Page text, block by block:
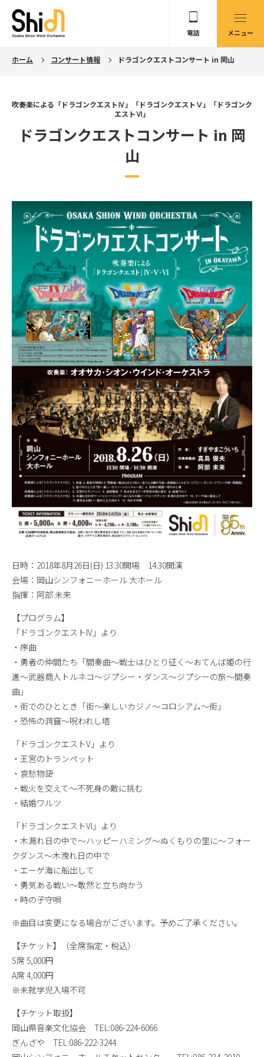
メニュー
電話
ホーム コンサート情報 ドラゴンクエストコンサート in 岡山
吹奏楽による「ドラゴンクエストⅣ」「ドラゴンクエストⅤ」「ドラゴンク
エストⅥ」
ドラゴンクエストコンサート in 岡
山
日時：2018年8月26日(日) 13:30開場 14:30開演
会場：岡山シンフォニーホール 大ホール
指揮：阿部 未来
【プログラム】
「ドラゴンクエストIV」より
・序曲
・勇者の仲間たち「間奏曲～戦士はひとり征く～おてんば姫の行
進～武器商人トルネコ～ジプシー・ダンス～ジプシーの旅～間奏
曲」
・街でのひととき「街～楽しいカジノ～コロシアム～街」
・恐怖の洞窟～呪われし塔
「ドラゴンクエストV」より
・王宮のトランペット
・哀愁物語
・戦火を交えて～不死身の敵に挑む
・結婚ワルツ
「ドラゴンクエストVI」より
・木漏れ日の中で～ハッピーハミング～ぬくもりの里に～フォー
クダンス～木洩れ日の中で
・エーゲ海に船出して
・勇気ある戦い～敢然と立ち向かう
・時の子守唄
※曲目は変更になる場合がございます。予めご了承ください。
【チケット】（全席指定・税込）
S席 5,000円
A席 4,000円
※未就学児入場不可
【チケット取扱】
岡山県音楽文化協会 TEL:086-224-6066
ぎんざや TEL:086-222-3244